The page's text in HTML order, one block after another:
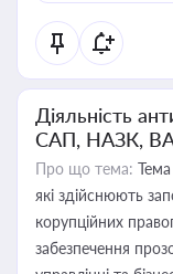
Діяльність
САП, НАЗК,
Про що тема:
які здійснюють
корупційних
забезпечення